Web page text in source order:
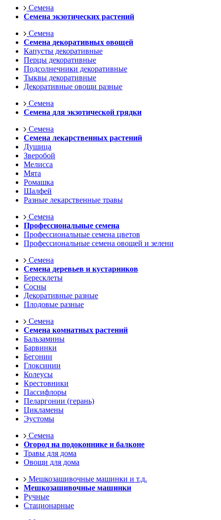
Семена
Семена экзотических растений
Семена
Семена декоративных овощей
Капусты декоративные
Перцы декоративные
Подсолнечники декоративные
Тыквы декоративные
Декоративные овощи разные
Семена
Семена для экзотической грядки
Семена
Семена лекарственных растений
Душица
Зверобой
Мелисса
Мята
Ромашка
Шалфей
Разные лекарственные травы
Семена
Профессиональные семена
Профессиональные семена цветов
Профессиональные семена овощей и зелени
Семена
Семена деревьев и кустарников
Бересклеты
Сосны
Декоративные разные
Плодовые разные
Семена
Семена комнатных растений
Бальзамины
Барвинки
Бегонии
Глоксинии
Колеусы
Крестовники
Пассифлоры
Пеларгонии (герань)
Цикламены
Эустомы
Семена
Огород на подоконнике и балконе
Травы для дома
Овощи для дома
Мешкозашивочные машинки и т.д.
Мешкозашивочные машинки
Ручные
Стационарные